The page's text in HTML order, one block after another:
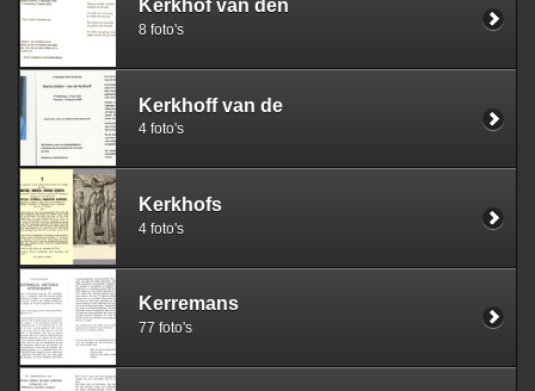
Kerkhof van den
8 foto's
Kerkhoff van de
4 foto's
Kerkhofs
4 foto's
Kerremans
77 foto's